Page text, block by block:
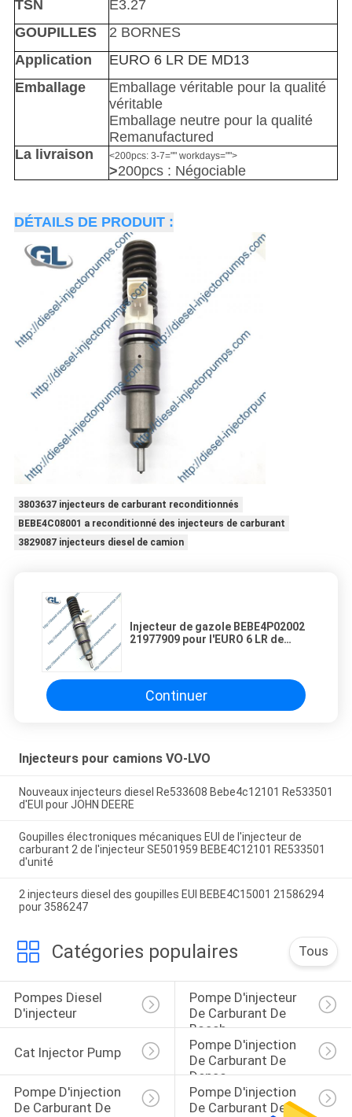
TSN
E3.27
GOUPILLES
2 BORNES
Application
EURO 6 LR DE MD13
Emballage
Emballage véritable pour la qualité
véritable
Emballage neutre pour la qualité
Remanufactured
La livraison
<200pcs: 3-7="" workdays="">
>200pcs : Négociable
DÉTAILS DE PRODUIT :
3803637 injecteurs de carburant reconditionnés
BEBE4C08001 a reconditionné des injecteurs de carburant
3829087 injecteurs diesel de camion
Injecteur de gazole BEBE4P02002
21977909 pour l'EURO 6 LR de
Continuer
Injecteurs pour camions VO-LVO
Nouveaux injecteurs diesel Re533608 Bebe4c12101 Re533501
d'EUI pour JOHN DEERE
Goupilles électroniques mécaniques EUI de l'injecteur de
carburant 2 de l'injecteur SE501959 BEBE4C12101 RE533501
d'unité
2 injecteurs diesel des goupilles EUI BEBE4C15001 21586294
pour 3586247
Catégories populaires Tous
Pompes Diesel
D'injecteur
Pompe D'injecteur
De Carburant De
Bosch
Cat Injector Pump
Pompe D'injection
De Carburant De
Denso
Pompe D'injection
De Carburant De
Pompe D'injection
De Carburant De